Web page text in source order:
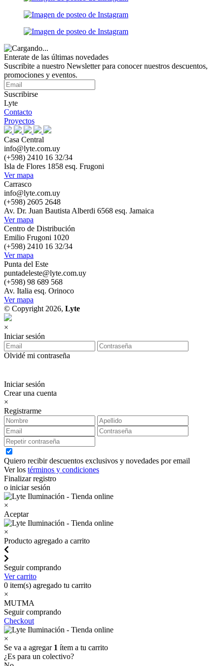
Enterate de las últimas novedades
Suscribite a nuestro Newsletter para conocer nuestros descuentos,
promociones y eventos.
Suscribirse
Lyte
Contacto
Proyectos
Casa Central
info@lyte.com.uy
(+598) 2410 16 32/34
Isla de Flores 1858 esq. Frugoni
Ver mapa
Carrasco
info@lyte.com.uy
(+598) 2605 2648
Av. Dr. Juan Bautista Alberdi 6568 esq. Jamaica
Ver mapa
Centro de Distribución
Emilio Frugoni 1020
(+598) 2410 16 32/34
Ver mapa
Punta del Este
puntadeleste@lyte.com.uy
(+598) 98 689 568
Av. Italia esq. Orinoco
Ver mapa
© Copyright 2026, Lyte
×
Iniciar sesión
Olvidé mi contraseña
Iniciar sesión
Crear una cuenta
×
Registrarme
Quiero recibir descuentos exclusivos y novedades por email
Ver los términos y condiciones
Finalizar registro
o iniciar sesión
×
Aceptar
×
Producto agregado a carrito
Seguir comprando
Ver carrito
0 item(s) agregado tu carrito
×
MUTMA
Seguir comprando
Checkout
×
Se va a agregar 1 ítem a tu carrito
¿Es para un colectivo?